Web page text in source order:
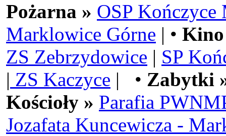
Pożarna » OSP Kończyce
Marklowice Górne | •
ZS Zebrzydowice | SP
| ZS Kaczyce | • Zabytki
Kościoły » Parafia
Jozafata Kuncewicza -